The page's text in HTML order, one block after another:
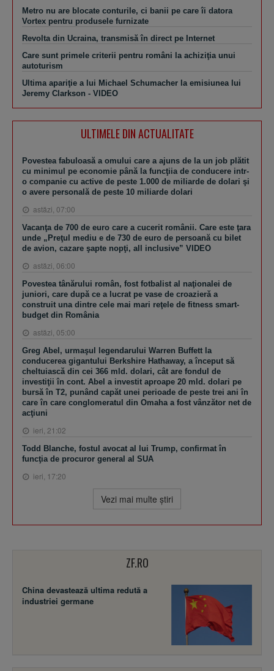
Metro nu are blocate conturile, ci banii pe care îi datora
Vortex pentru produsele furnizate
Revolta din Ucraina, transmisă în direct pe Internet
Care sunt primele criterii pentru români la achiziţia unui
autoturism
Ultima apariţie a lui Michael Schumacher la emisiunea lui
Jeremy Clarkson - VIDEO
ULTIMELE DIN ACTUALITATE
Povestea fabuloasă a omului care a ajuns de la un job plătit
cu minimul pe economie până la funcţiia de conducere intr-
o companie cu active de peste 1.000 de miliarde de dolari şi
o avere personală de peste 10 miliarde dolari
astăzi, 07:00
Vacanţa de 700 de euro care a cucerit românii. Care este ţara
unde „Preţul mediu e de 730 de euro de persoană cu bilet
de avion, cazare şapte nopţi, all inclusive” VIDEO
astăzi, 06:00
Povestea tânărului român, fost fotbalist al naţionalei de
juniori, care după ce a lucrat pe vase de croazieră a
construit una dintre cele mai mari reţele de fitness smart-
budget din România
astăzi, 05:00
Greg Abel, urmaşul legendarului Warren Buffett la
conducerea gigantului Berkshire Hathaway, a început să
cheltuiască din cei 366 mld. dolari, cât are fondul de
investiţii în cont. Abel a investit aproape 20 mld. dolari pe
bursă în T2, punând capăt unei perioade de peste trei ani în
care în care conglomeratul din Omaha a fost vânzător net de
acţiuni
ieri, 21:02
Todd Blanche, fostul avocat al lui Trump, confirmat în
funcţia de procuror general al SUA
ieri, 17:20
Vezi mai multe ştiri
ZF.RO
China devastează ultima redută a
industriei germane